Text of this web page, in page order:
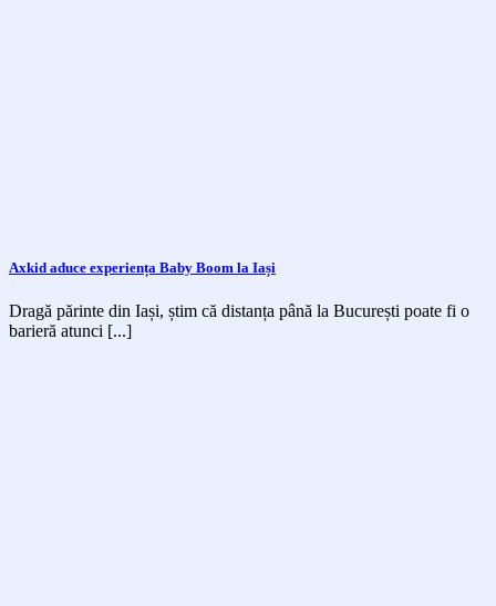
Axkid aduce experiența Baby Boom la Iași
Dragă părinte din Iași, știm că distanța până la București poate fi o
barieră atunci [...]